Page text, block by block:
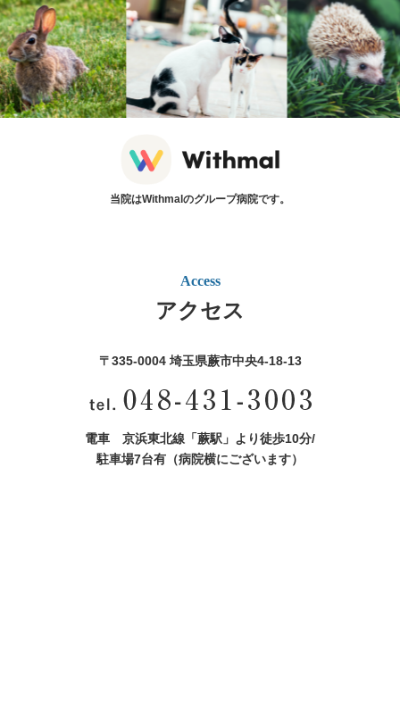
当院はWithmalのグループ病院です。
Access
アクセス
〒335-0004 埼玉県蕨市中央4‐18‐13
電車 京浜東北線「蕨駅」より徒歩10分/
駐車場7台有（病院横にございます）